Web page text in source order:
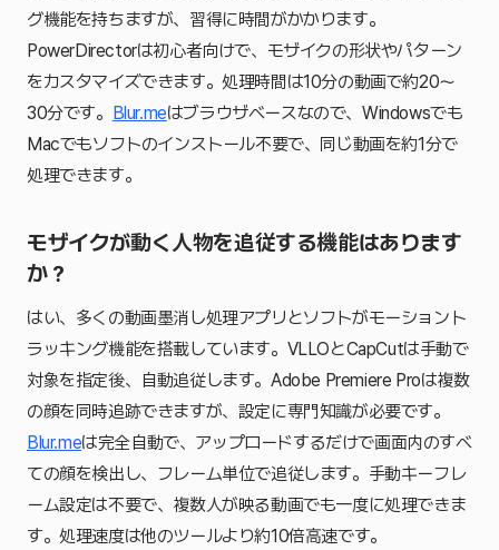
グ機能を持ちますが、習得に時間がかかります。
PowerDirectorは初心者向けで、モザイクの形状やパターン
をカスタマイズできます。処理時間は10分の動画で約20〜
30分です。 Blur.meはブラウザベースなので、Windowsでも
Macでもソフトのインストール不要で、同じ動画を約1分で
処理できます。
モザイクが動く人物を追従する機能はあります
か？
はい、多くの動画墨消し処理アプリとソフトがモーショント
ラッキング機能を搭載しています。VLLOとCapCutは手動で
対象を指定後、自動追従します。Adobe Premiere Proは複数
の顔を同時追跡できますが、設定に専門知識が必要です。
Blur.meは完全自動で、アップロードするだけで画面内のすべ
ての顔を検出し、フレーム単位で追従します。手動キーフレ
ーム設定は不要で、複数人が映る動画でも一度に処理できま
す。処理速度は他のツールより約10倍高速です。